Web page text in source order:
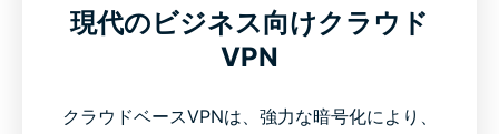
現代のビジネス向けクラウド
VPN
クラウドベースVPNは、強力な暗号化により、